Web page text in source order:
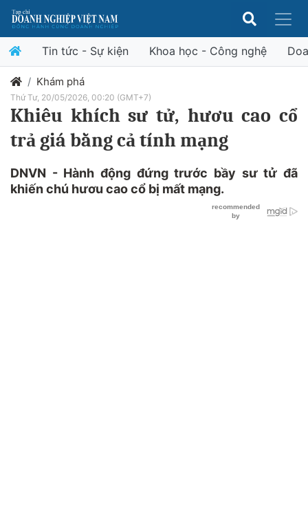
Tin tức - Sự kiện Khoa học - Công nghệ
Khám phá
Thứ Tư, 20/05/2026, 00:20 (GMT+7)
Khiêu khích sư tử, hươu cao cổ
trả giá bằng cả tính mạng
DNVN - Hành động đứng trước bầy sư tử đã
khiến chú hươu cao cổ bị mất mạng.